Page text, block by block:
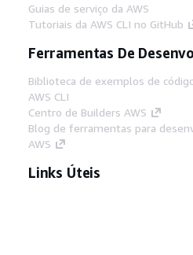
Guias de serviço da AWS
Tutoriais da AWS CLI no GitHub
Ferramentas De
Biblioteca de exemplos de
AWS CLI
Centro de Builders AWS
Blog de ferramentas para
AWS
Links Úteis